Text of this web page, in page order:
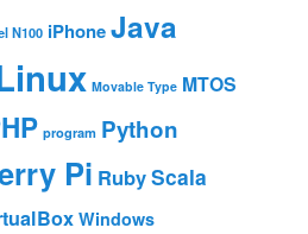
N100 iPhoneJava
Movable Type MTOS
program Python
Pi RubyScala
Windows